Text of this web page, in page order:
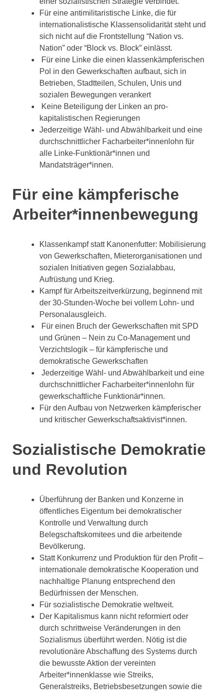
Für eine antimilitaristische Linke, die für
internationalistische Klassensolidarität steht und
sich nicht auf die Frontstellung “Nation vs.
Nation” oder “Block vs. Block” einlässt.
Für eine Linke die einen klassenkämpferischen
Pol in den Gewerkschaften aufbaut, sich in
Betrieben, Stadtteilen, Schulen, Unis und
sozialen Bewegungen verankert
Keine Beteiligung der Linken an pro-
kapitalistischen Regierungen
Jederzeitige Wähl- und Abwählbarkeit und eine
durchschnittlicher Facharbeiter*innenlohn für
alle Linke-Funktionär*innen und
Mandatsträger*innen.
Für eine kämpferische
Arbeiter*innenbewegung
Klassenkampf statt Kanonenfutter: Mobilisierung
von Gewerkschaften, Mieterorganisationen und
sozialen Initiativen gegen Sozialabbau,
Aufrüstung und Krieg.
Kampf für Arbeitszeitverkürzung, beginnend mit
der 30-Stunden-Woche bei vollem Lohn- und
Personalausgleich.
Für einen Bruch der Gewerkschaften mit SPD
und Grünen – Nein zu Co-Management und
Verzichtslogik – für kämpferische und
demokratische Gewerkschaften
Jederzeitige Wähl- und Abwählbarkeit und eine
durchschnittlicher Facharbeiter*innenlohn für
gewerkschaftliche Funktionär*innen.
Für den Aufbau von Netzwerken kämpferischer
und kritischer Gewerkschaftsaktivist*innen.
Sozialistische Demokratie
und Revolution
Überführung der Banken und Konzerne in
öffentliches Eigentum bei demokratischer
Kontrolle und Verwaltung durch
Belegschaftskomitees und die arbeitende
Bevölkerung.
Statt Konkurrenz und Produktion für den Profit –
internationale demokratische Kooperation und
nachhaltige Planung entsprechend den
Bedürfnissen der Menschen.
Für sozialistische Demokratie weltweit.
Der Kapitalismus kann nicht reformiert oder
durch schrittweise Veränderungen in den
Sozialismus überführt werden. Nötig ist die
revolutionäre Abschaffung des Systems durch
die bewusste Aktion der vereinten
Arbeiter*innenklasse wie Streiks,
Generalstreiks, Betriebsbesetzungen sowie die